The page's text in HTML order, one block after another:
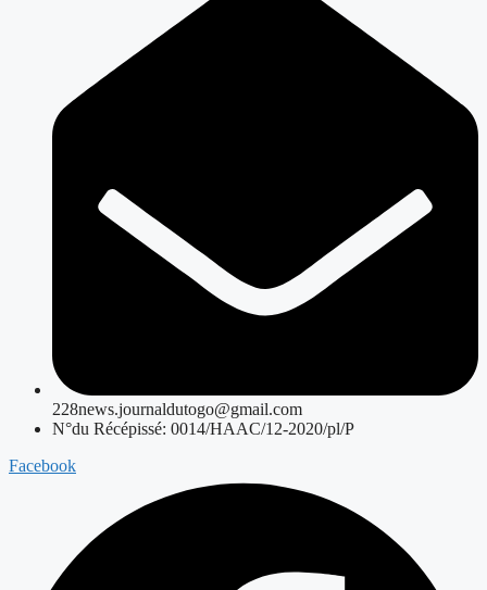
228news.journaldutogo@gmail.com
N°du Récépissé: 0014/HAAC/12-2020/pl/P
Facebook